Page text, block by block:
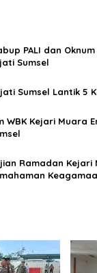
PALI dan
Sumsel
Sumsel Lantik 5
WBK Kejari Muara
Ramadan Kejari